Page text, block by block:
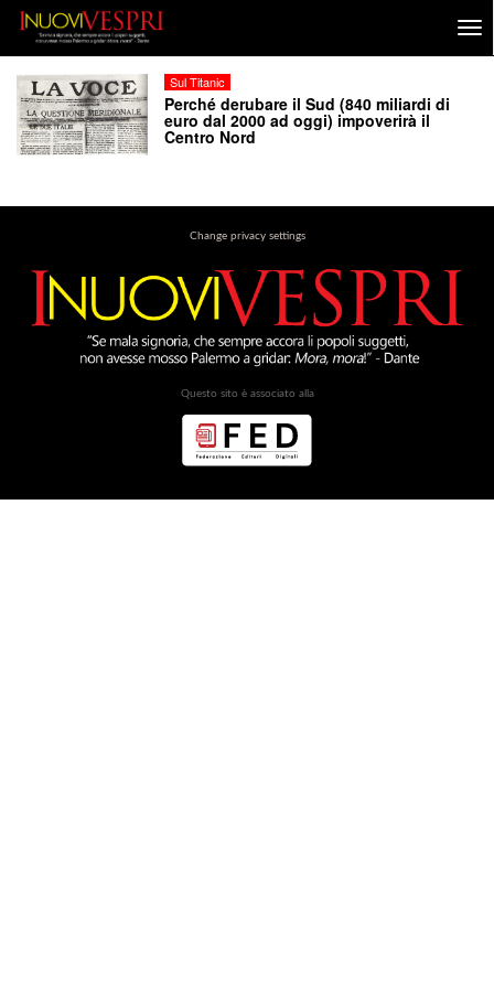
Sul Titanic
Perché derubare il Sud (840 miliardi di
euro dal 2000 ad oggi) impoverirà il
Centro Nord
Change privacy settings
Questo sito è associato alla